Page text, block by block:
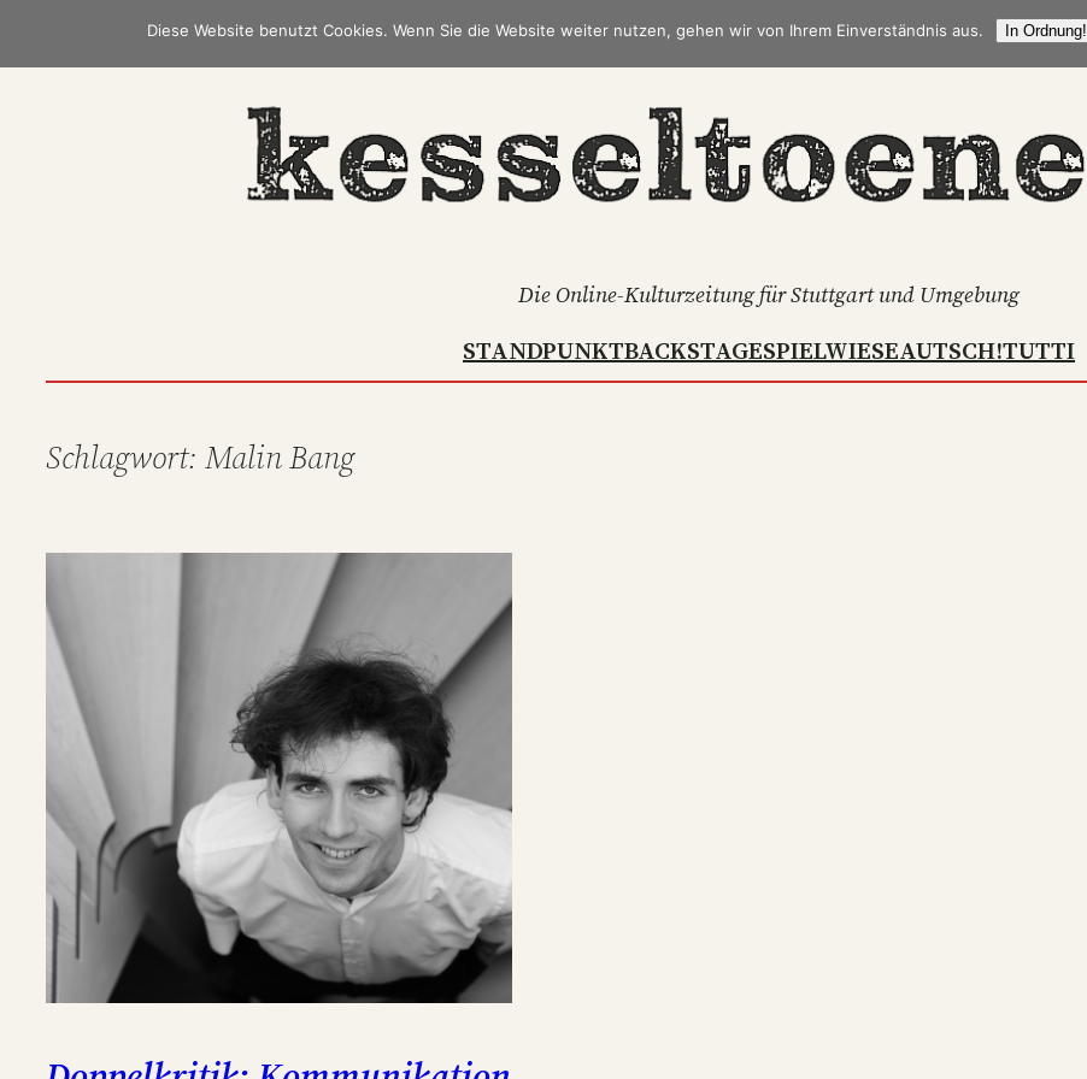
Inhalt
Die Online-Kulturzeitung für Stuttgart und Umgebung
STANDPUNKTBACKSTAGESPIELWIESEAUTSCH!TUTTI
Schlagwort: Malin Bang
Diese Website benutzt Cookies. Wenn Sie die Website weiter nutzen, gehen wir von Ihrem Einverständnis aus. In Ordnung!